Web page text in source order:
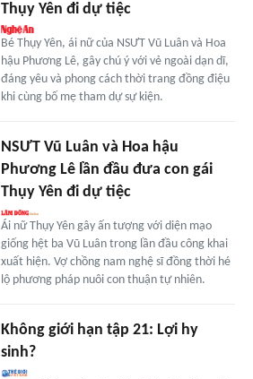
Thụy Yên đi dự tiệc
Bé Thụy Yên, ái nữ của NSƯT Vũ Luân và Hoa
hậu Phương Lê, gây chú ý với vẻ ngoài dạn dĩ,
đáng yêu và phong cách thời trang đồng điệu
khi cùng bố mẹ tham dự sự kiện.
NSƯT Vũ Luân và Hoa hậu
Phương Lê lần đầu đưa con gái
Thụy Yên đi dự tiệc
Ái nữ Thụy Yên gây ấn tượng với diện mạo
giống hệt ba Vũ Luân trong lần đầu công khai
xuất hiện. Vợ chồng nam nghệ sĩ đồng thời hé
lộ phương pháp nuôi con thuận tự nhiên.
Không giới hạn tập 21: Lợi hy
sinh?